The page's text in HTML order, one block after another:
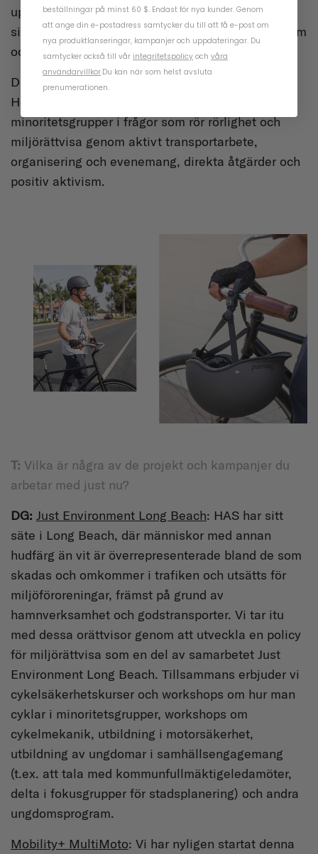
uppmärksamma på sin omgivning, medveten om
sin hastighet och ta hänsyn till utsatta grupper som
också använder vägarna.
Detta projekt ledde slutligen till att jag grundade
Healthy Active Streets som ett sätt att stärka
minoritetsgrupper i frågor som rör rörlighet och
miljörättvisa genom aktivt transportarbete,
organisering och evenemang, direkta åtgärder och
positiv aktivism.
T: Vilka är några av de projekt och kampanjer du
arbetar med just nu?
DG: Just Environment Long Beach: HAS har sitt
säte i Long Beach, där människor med annan
hudfärg än vit är överrepresenterade bland de som
skadas och omkommer i trafiken och utsätts för
miljöföroreningar, främst på grund av
hamnverksamhet och godstransporter. Vi tar itu
med dessa orättvisor genom att utveckla en policy
för miljörättvisa som en del av samarbetet Just
Environment Long Beach. Tillsammans erbjuder vi
cykelsäkerhetskurser och workshops om hur man
cyklar i minoritetsgrupper, workshops om
cykelmekanik, utbildning i motorsäkerhet,
utbildning av ungdomar i samhällsengagemang
(t.ex. att tala med kommunfullmäktigeledamöter,
delta i fokusgrupper för stadsplanering) och andra
ungdomsprogram.
Mobility+ MultiMoto: Vi har nyligen startat denna
beställningar på minst 60 $. Endast för nya kunder. Genom
att ange din e-postadress samtycker du till att få e-post om
nya produktlanseringar, kampanjer och uppdateringar. Du
samtycker också till vår integritetspolicy och våra
användarvillkor.Du kan när som helst avsluta
prenumerationen.